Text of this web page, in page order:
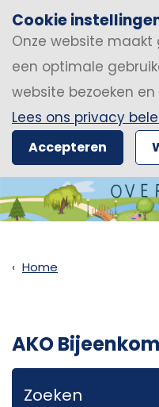
Cookie
Onze website maakt
een optimale
website bezoeken
Lees ons privacy
Accepteren
Home
AKO
Zoeken